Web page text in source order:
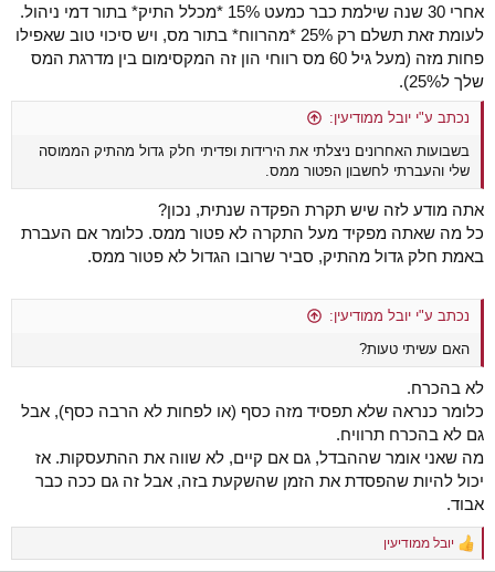
אחרי 30 שנה שילמת כבר כמעט 15% *מכלל התיק* בתור דמי ניהול.
לעומת זאת תשלם רק 25% *מהרווח* בתור מס, ויש סיכוי טוב שאפילו
פחות מזה (מעל גיל 60 מס רווחי הון זה המקסימום בין מדרגת המס
שלך ל25%).
נכתב ע"י יובל ממודיעין:
בשבועות האחרונים ניצלתי את הירידות ופדיתי חלק גדול מהתיק הממוסה
שלי והעברתי לחשבון הפטור ממס.
אתה מודע לזה שיש תקרת הפקדה שנתית, נכון?
כל מה שאתה מפקיד מעל התקרה לא פטור ממס. כלומר אם העברת
באמת חלק גדול מהתיק, סביר שרובו הגדול לא פטור ממס.
נכתב ע"י יובל ממודיעין:
האם עשיתי טעות?
לא בהכרח.
כלומר כנראה שלא תפסיד מזה כסף (או לפחות לא הרבה כסף), אבל
גם לא בהכרח תרוויח.
מה שאני אומר שההבדל, גם אם קיים, לא שווה את ההתעסקות. אז
יכול להיות שהפסדת את הזמן שהשקעת בזה, אבל זה גם ככה כבר
אבוד.
R
e
יובל ממודיעין